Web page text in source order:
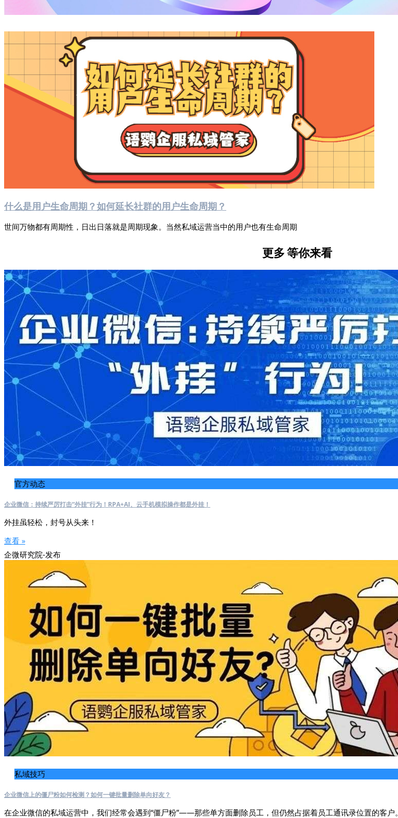
什么是用户生命周期？如何延长社群的用户生命周期？
世间万物都有周期性，日出日落就是周期现象。当然私域运营当中的用户也有生命周期
更多等你来看
官方动态
企业微信：持续严厉打击“外挂”行为！RPA+AI、云手机模拟操作都是外挂！
外挂虽轻松，封号从头来！
查看 »
企微研究院-发布
私域技巧
企业微信上的僵尸粉如何检测？如何一键批量删除单向好友？
在企业微信的私域运营中，我们经常会遇到“僵尸粉”——那些单方面删除员工，但仍然占据着员工通讯录位置的客户。